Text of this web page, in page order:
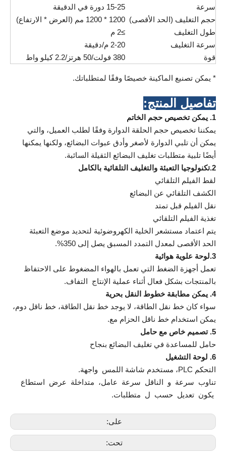
سرعة
15-25 دورة في الدقيقة
حجم التغليف (الحد الأقصى) 1200 * 1200 مم (العرض * الارتفاع)
طول التغليف
≥2 م
سرعة التغليف
2-20 م/دقيقة
قوة
380 فولت/50 هرتز/2.2 كيلو واط
* يمكن تصنيع الماكينة خصيصًا وفقًا لمتطلباتك.
تفاصيل المنتج:
1. يمكن تخصيص حجم الخاتم
يمكننا تخصيص حجم الحلقة الدوارة وفقًا لطلب العميل، والتي
يمكن أن تلبي الدوارة لأصغر وأدق عبوات البضائع، ولكنها يمكنها
أيضًا تلبية متطلبات تغليف البضائع الثقيلة السائبة.
2. تكنولوجيا التعبئة والتغليف التلقائية بالكامل
لقط الفيلم التلقائي
الكشف التلقائي عن البضائع
نقل الفيلم قبل تمتد
تغذية الفيلم التلقائي
يتم اعتماد مستشعر الخلية الكهروضوئية لتحديد موضع التعبئة
الحد الأقصى لمعدل التمدد المسبق يصل إلى 350%.
3. لوحة علوية هوائية
تعمل أجهزة الضغط التي تعمل بالهواء المضغوط على الاحتفاظ
بالمنتجات بشكل فعال أثناء عملية الإنتاج التفاف.
4. يمكن مطابقة خطوط النقل بحرية
سواء كان خط نقل الطاقة، لا يوجد خط نقل الطاقة، خط ناقل دوم،
يمكن استخدام خط ناقل الحزام مع.
5. تصميم خاص مع حامل
حامل للمساعدة في تغليف البضائع بنجاح
6. لوحة التشغيل
التحكم PLC، مستخدم شاشة اللمس واجهة.
تناوب سرعة و الناقل سرعة عامل، متداخلة عرض استطاع
يكون تعديل حسب ل متطلبات.
على:
تحت: